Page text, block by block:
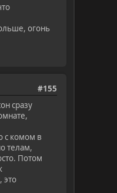
огонь
#155
сразу
с комом в
телам,
Потом
это